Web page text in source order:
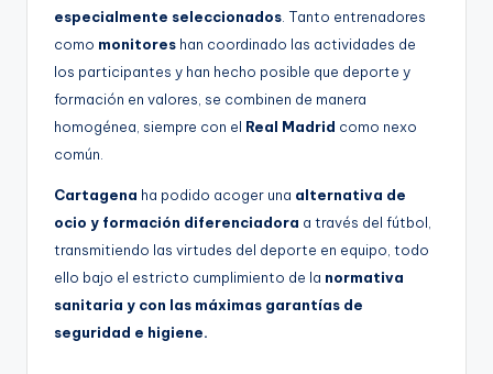
especialmente seleccionados . Tanto entrenadores
como monitores han coordinado las actividades de
los participantes y han hecho posible que deporte y
formación en valores, se combinen de manera
homogénea, siempre con el Real Madrid como nexo
común.
Cartagena ha podido acoger una alternativa de
ocio y formación diferenciadora a través del fútbol,
transmitiendo las virtudes del deporte en equipo, todo
ello bajo el estricto cumplimiento de la normativa
sanitaria y con las máximas garantías de
seguridad e higiene.